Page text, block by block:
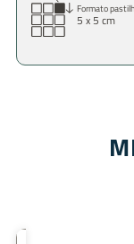
Formato
5 x 5 cm